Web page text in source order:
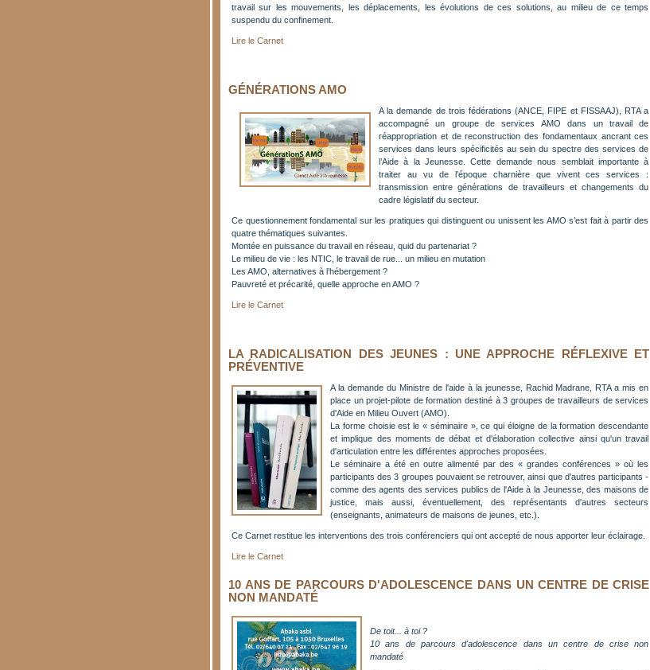
travail sur les mouvements, les déplacements, les évolutions de ces solutions, au milieu de ce temps
suspendu du confinement.
Lire le Carnet
GÉNÉRATIONS AMO
A la demande de trois fédérations (ANCE, FIPE et FISSAAJ), RTA a
accompagné un groupe de services AMO dans un travail de
réappropriation et de reconstruction des fondamentaux ancrant ces
services dans leurs spécificités au sein du spectre des services de
l’Aide à la Jeunesse. Cette demande nous semblait importante à
traiter au vu de l’époque charnière que vivent ces services :
transmission entre générations de travailleurs et changements du
cadre législatif du secteur.
Ce questionnement fondamental sur les pratiques qui distinguent ou unissent les AMO s’est fait à partir des
quatre thématiques suivantes.
Montée en puissance du travail en réseau, quid du partenariat ?
Le milieu de vie : les NTIC, le travail de rue... un milieu en mutation
Les AMO, alternatives à l’hébergement ?
Pauvreté et précarité, quelle approche en AMO ?
Lire le Carnet
LA RADICALISATION DES JEUNES : UNE APPROCHE RÉFLEXIVE ET
PRÉVENTIVE
A la demande du Ministre de l'aide à la jeunesse, Rachid Madrane, RTA a mis en
place un projet-pilote de formation destiné à 3 groupes de travailleurs de services
d'Aide en Milieu Ouvert (AMO).
La forme choisie est le « séminaire », ce qui éloigne de la formation descendante
et implique des moments de débat et d'élaboration collective ainsi qu'un travail
d'articulation entre les différentes approches proposées.
Le séminaire a été en outre alimenté par des « grandes conférences » où les
participants des 3 groupes pouvaient se retrouver, ainsi que d'autres participants -
comme des agents des services publics de l'Aide à la Jeunesse, des maisons de
justice, mais aussi, éventuellement, des représentants d'autres secteurs
(enseignants, animateurs de maisons de jeunes, etc.).
Ce Carnet restitue les interventions des trois conférenciers qui ont accepté de nous apporter leur éclairage.
Lire le Carnet
10 ANS DE PARCOURS D'ADOLESCENCE DANS UN CENTRE DE CRISE
NON MANDATÉ
De toit... à toi ?
10 ans de parcours d'adolescence dans un centre de crise non
mandaté